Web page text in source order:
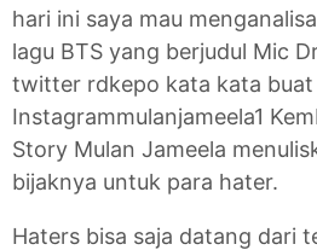
hari ini saya mau
lagu BTS yang berjudul Mic
twitter rdkepo kata kata buat
Instagrammulanjameela1
Story Mulan Jameela
bijaknya untuk para hater.
Haters bisa saja datang dari